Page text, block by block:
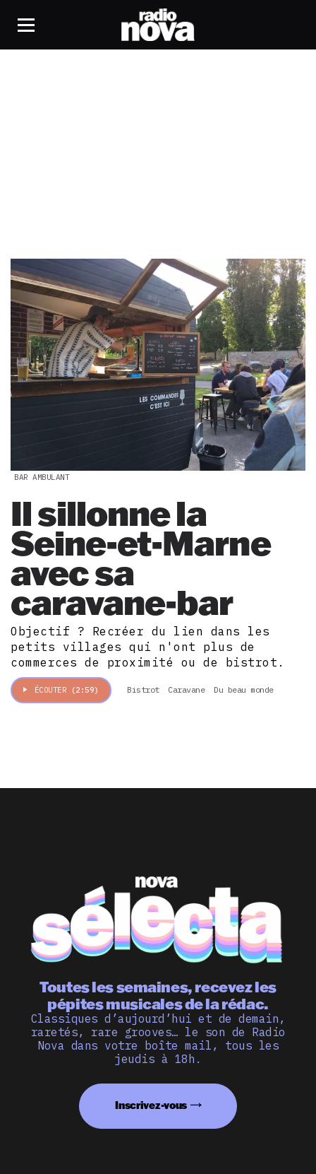
BAR AMBULANT
Il sillonne la
Seine-et-Marne
avec sa
caravane-bar
Objectif ? Recréer du lien dans les
petits villages qui n'ont plus de
commerces de proximité ou de bistrot.
ÉCOUTER (2:59) Bistrot Caravane Du beau monde
Toutes les semaines, recevez les
pépites musicales de la rédac.
Classiques d’aujourd’hui et de demain,
raretés, rare grooves… le son de Radio
Nova dans votre boîte mail, tous les
jeudis à 18h.
Inscrivez-vous